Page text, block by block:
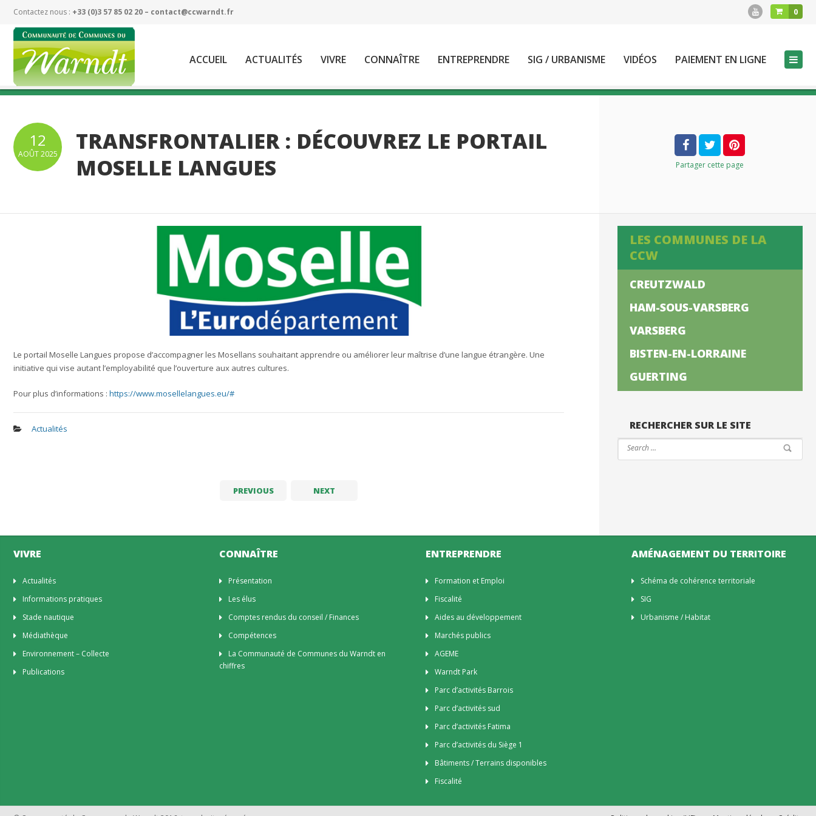
0
Contactez nous : +33 (0)3 57 85 02 20 – contact@ccwarndt.fr
ACCUEIL ACTUALITÉS VIVRE CONNAÎTRE ENTREPRENDRE SIG / URBANISME VIDÉOS PAIEMENT EN LIGNE
12
AOÛT2025
TRANSFRONTALIER : DÉCOUVREZ LE PORTAIL
MOSELLE LANGUES
Partager cette page
Le portail Moselle Langues propose d’accompagner les Mosellans souhaitant apprendre ou améliorer leur maîtrise d’une langue étrangère. Une
initiative qui vise autant l’employabilité que l’ouverture aux autres cultures.
Pour plus d’informations : https://www.mosellelangues.eu/#
Actualités
PREVIOUS NEXT
LES COMMUNES DE LA
CCW
CREUTZWALD
HAM-SOUS-VARSBERG
VARSBERG
BISTEN-EN-LORRAINE
GUERTING
RECHERCHER SUR LE SITE
VIVRE
Actualités
Informations pratiques
Stade nautique
Médiathèque
Environnement – Collecte
Publications
CONNAÎTRE
Présentation
Les élus
Comptes rendus du conseil / Finances
Compétences
La Communauté de Communes du Warndt en
chiffres
ENTREPRENDRE
Formation et Emploi
Fiscalité
Aides au développement
Marchés publics
AGEME
Warndt Park
Parc d’activités Barrois
Parc d’activités sud
Parc d’activités Fatima
Parc d’activités du Siège 1
Bâtiments / Terrains disponibles
Fiscalité
AMÉNAGEMENT DU TERRITOIRE
Schéma de cohérence territoriale
SIG
Urbanisme / Habitat